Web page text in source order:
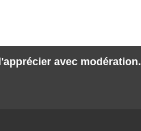
avec modération.